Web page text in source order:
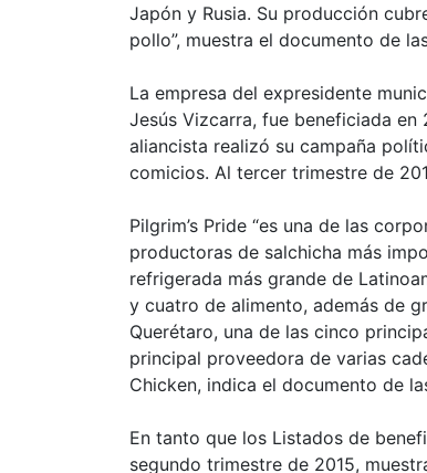
Japón y Rusia. Su producción
pollo”, muestra el documento de
La empresa del expresidente
Jesús Vizcarra, fue beneficiada
aliancista realizó su campaña
comicios. Al tercer trimestre de
Pilgrim’s Pride “es una de las
productoras de salchicha más
refrigerada más grande de
y cuatro de alimento, además de
Querétaro, una de las cinco
principal proveedora de varias
Chicken, indica el documento de
En tanto que los Listados de
segundo trimestre de 2015,